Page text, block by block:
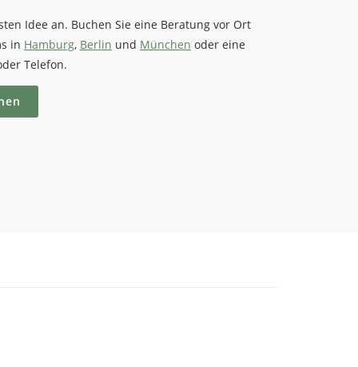
Idee an. Buchen Sie eine Beratung vor Ort
in Hamburg, Berlin und München oder eine
Telefon.